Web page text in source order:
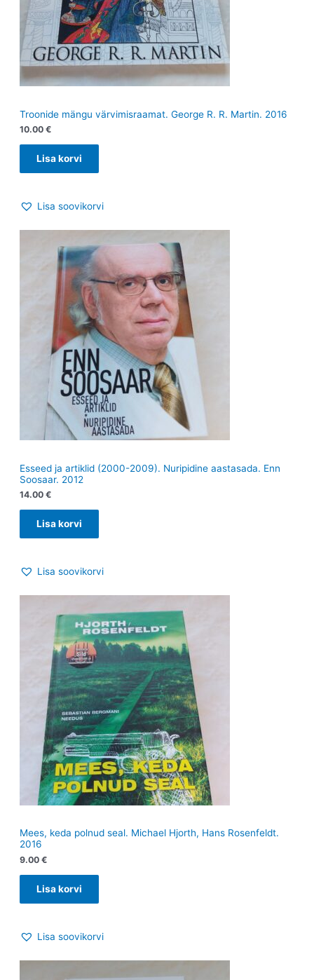
Troonide mängu värvimisraamat. George R. R. Martin. 2016
10.00 €
Lisa korvi
Lisa soovikorvi
Esseed ja artiklid (2000-2009). Nuripidine aastasada. Enn
Soosaar. 2012
14.00 €
Lisa korvi
Lisa soovikorvi
Mees, keda polnud seal. Michael Hjorth, Hans Rosenfeldt.
2016
9.00 €
Lisa korvi
Lisa soovikorvi